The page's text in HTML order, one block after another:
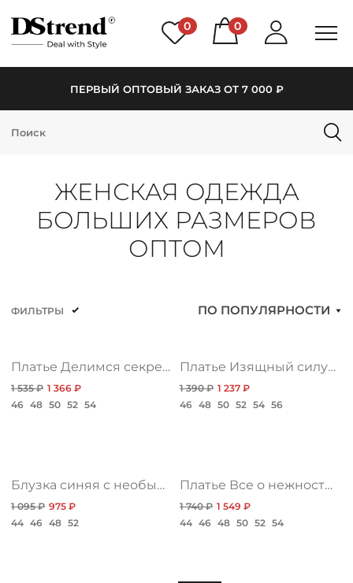
0 0
ПЕРВЫЙ ОПТОВЫЙ ЗАКАЗ ОТ 7 000 ₽
КАТАЛОГ
НОВИНКИ
СКИДКИ
ЖЕНСКАЯ ОДЕЖДА
БОЛЬШИХ РАЗМЕРОВ
ОПТОМ
ФИЛЬТРЫ ПО ПОПУЛЯРНОСТИ
Платье Делимся секретами
1 535 ₽ 1 366 ₽
46 48 50 52 54
Платье Изящный силуэт, фурор
1 390 ₽ 1 237 ₽
46 48 50 52 54 56
Блузка синяя с необычным воротником
1 095 ₽ 975 ₽
44 46 48 52
Платье Все о нежности, топ нью
1 740 ₽ 1 549 ₽
44 46 48 50 52 54